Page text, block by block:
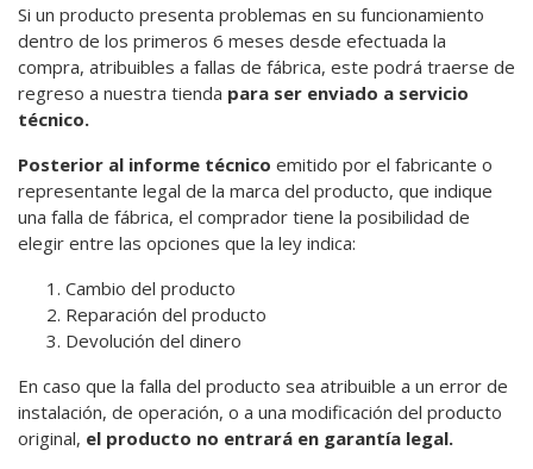
Si un producto presenta problemas en su funcionamiento
dentro de los primeros 6 meses desde efectuada la
compra, atribuibles a fallas de fábrica, este podrá traerse de
regreso a nuestra tienda para ser enviado a servicio
técnico.
Posterior al informe técnico emitido por el fabricante o
representante legal de la marca del producto, que indique
una falla de fábrica, el comprador tiene la posibilidad de
elegir entre las opciones que la ley indica:
Cambio del producto
Reparación del producto
Devolución del dinero
En caso que la falla del producto sea atribuible a un error de
instalación, de operación, o a una modificación del producto
original, el producto no entrará en garantía legal.